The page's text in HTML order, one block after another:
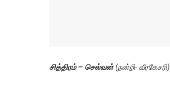
சித்திரம் – செல்வன்(நன்றி- வீரகேசரி)